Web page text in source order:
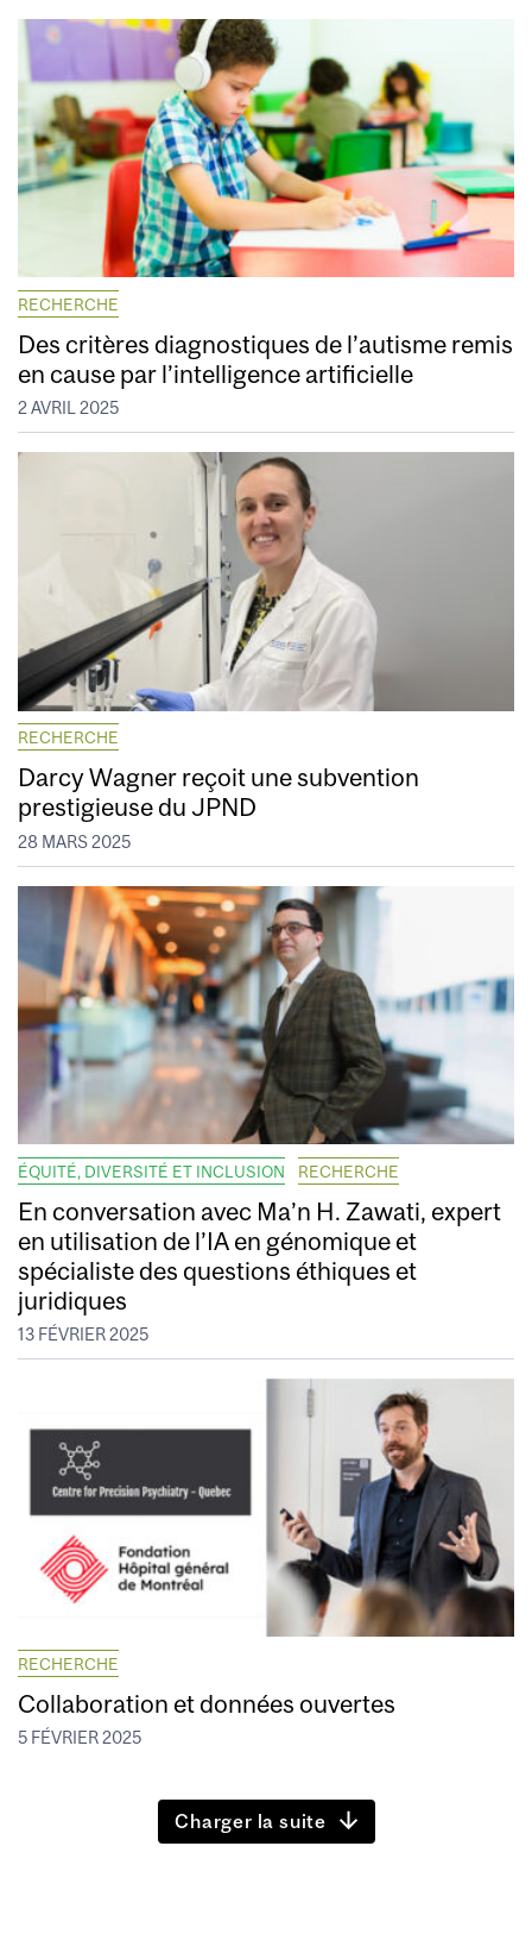
RECHERCHE
Des critères diagnostiques de l’autisme remis
en cause par l’intelligence artificielle
2 AVRIL 2025
RECHERCHE
Darcy Wagner reçoit une subvention
prestigieuse du JPND
28 MARS 2025
ÉQUITÉ, DIVERSITÉ ET INCLUSION RECHERCHE
En conversation avec Ma’n H. Zawati, expert
en utilisation de l’IA en génomique et
spécialiste des questions éthiques et
juridiques
13 FÉVRIER 2025
RECHERCHE
Collaboration et données ouvertes
5 FÉVRIER 2025
Charger la suite